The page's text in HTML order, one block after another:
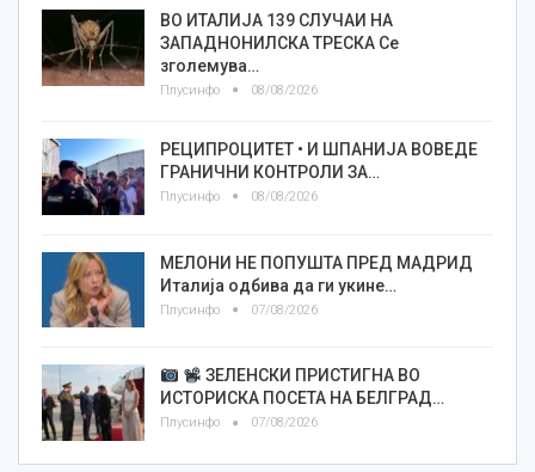
ВО ИТАЛИЈА 139 СЛУЧАИ НА
ЗАПАДНОНИЛСКА ТРЕСКА Се
зголемува…
Плусинфо 08/08/2026
РЕЦИПРОЦИТЕТ • И ШПАНИЈА ВОВЕДЕ
ГРАНИЧНИ КОНТРОЛИ ЗА…
Плусинфо 08/08/2026
МЕЛОНИ НЕ ПОПУШТА ПРЕД МАДРИД
Италија одбива да ги укине…
Плусинфо 07/08/2026
ЗЕЛЕНСКИ ПРИСТИГНА ВО
ИСТОРИСКА ПОСЕТА НА БЕЛГРАД…
Плусинфо 07/08/2026